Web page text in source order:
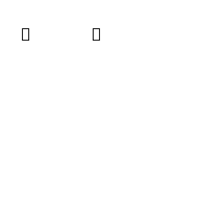
PřihlášeníNákupní